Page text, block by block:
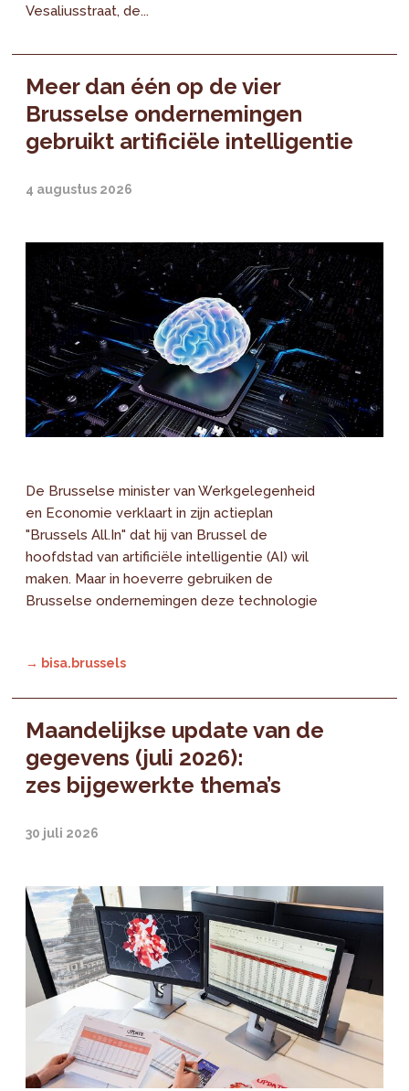
Vesaliusstraat, de...
Meer dan één op de vier
Brusselse ondernemingen
gebruikt artificiële intelligentie
4 augustus 2026
De Brusselse minister van Werkgelegenheid
en Economie verklaart in zijn actieplan
"Brussels All.In" dat hij van Brussel de
hoofdstad van artificiële intelligentie (AI) wil
maken. Maar in hoeverre gebruiken de
Brusselse ondernemingen deze technologie
→ bisa.brussels
Maandelijkse update van de
gegevens (juli 2026):
zes bijgewerkte thema’s
30 juli 2026